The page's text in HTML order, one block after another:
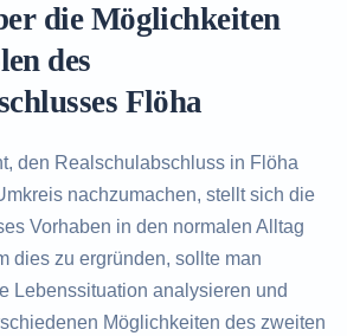
nachträglichen Erwerb des
in Flöha
die Möglichkeiten
des
Flöha
den Realschulabschluss in Flöha
nachzumachen, stellt sich die
Vorhaben in den normalen Alltag
dies zu ergründen, sollte man
Lebenssituation analysieren und
Möglichkeiten des zweiten